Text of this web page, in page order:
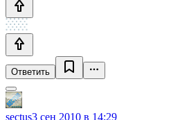
Ответить
sectus3 сен 2010 в 14:29